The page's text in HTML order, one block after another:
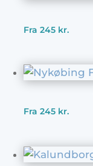
Fra245 kr.
Fra245 kr.